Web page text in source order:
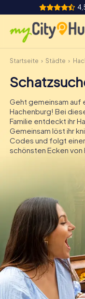
So funktioniert's
Städte
Touren
Teamevent
Tickets
IT
Startseite Städte
Geht gemeinsam auf
Hachenburg! Bei
Familie entdeckt ihr
Gemeinsam löst ihr
Codes und folgt
schönsten Ecken von